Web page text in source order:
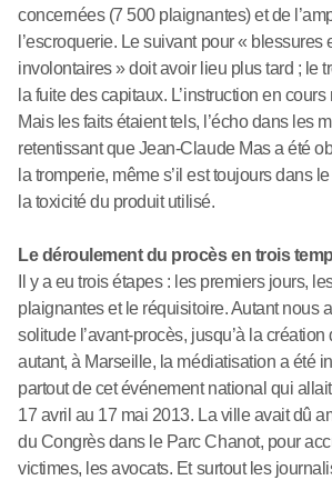
concernées (7 500 plaignantes) et de
l’escroquerie. Le suivant pour « blessures
involontaires » doit avoir lieu plus tard ; le
la fuite des capitaux. L’instruction en cours
Mais les faits étaient tels, l’écho dans les
retentissant que Jean-Claude Mas a été
la tromperie, même s’il est toujours dans
la toxicité du produit utilisé.
Le déroulement du procès en trois
Il y a eu trois étapes : les premiers jours,
plaignantes et le réquisitoire. Autant nous
solitude l’avant-procès, jusqu’à la création
autant, à Marseille, la médiatisation a été
partout de cet événement national qui
17 avril au 17 mai 2013. La ville avait dû
du Congrès dans le Parc Chanot, pour
victimes, les avocats. Et surtout les